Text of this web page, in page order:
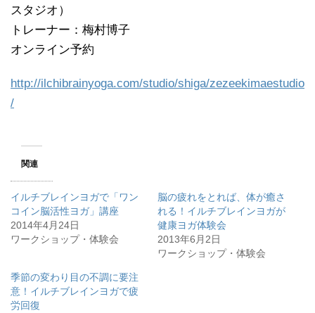
スタジオ）
トレーナー：梅村博子
オンライン予約
http://ilchibrainyoga.com/studio/shiga/zezeekimaestudio
/
関連
イルチブレインヨガで「ワン
コイン脳活性ヨガ」講座
2014年4月24日
ワークショップ・体験会
脳の疲れをとれば、体が癒さ
れる！イルチブレインヨガが
健康ヨガ体験会
2013年6月2日
ワークショップ・体験会
季節の変わり目の不調に要注
意！イルチブレインヨガで疲
労回復